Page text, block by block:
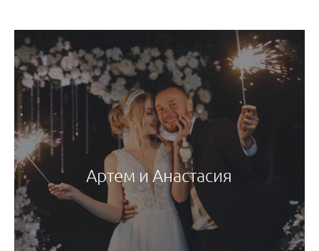
Артем и Анастасия